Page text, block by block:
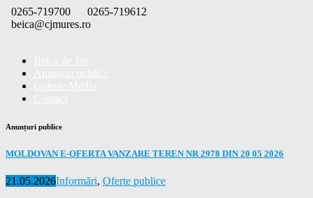
Skip
to
0265-719700
0265-719612
beica@cjmures.ro
Anunțuri publice
MOLDOVAN E-OFERTA VANZARE TEREN NR 2978 DIN 20 05 2026
Posted
21.05.2026Categories
Informări, Oferte publice